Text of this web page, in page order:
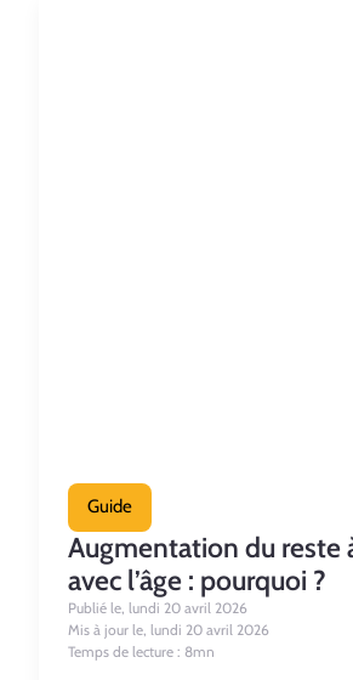
Guide
Augmentation du reste
avec l’âge : pourquoi ?
Publié le, lundi 20 avril 2026
Mis à jour le, lundi 20 avril 2026
Temps de lecture : 8mn